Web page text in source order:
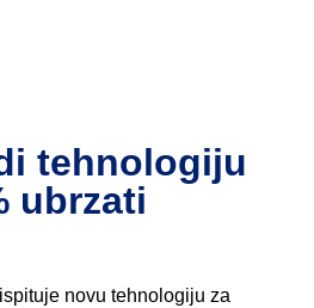
tehnologiju
ubrzati
ispituje novu tehnologiju za